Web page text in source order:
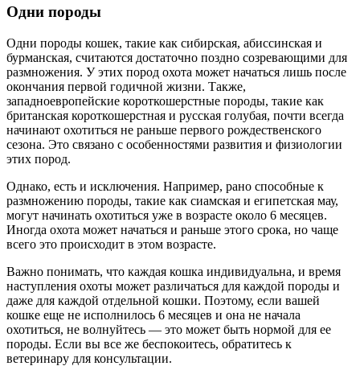
Одни породы
Одни породы кошек, такие как сибирская, абиссинская и
бурманская, считаются достаточно поздно созревающими для
размножения. У этих пород охота может начаться лишь после
окончания первой годичной жизни. Также,
западноевропейские короткошерстные породы, такие как
британская короткошерстная и русская голубая, почти всегда
начинают охотиться не раньше первого рождественского
сезона. Это связано с особенностями развития и физиологии
этих пород.
Однако, есть и исключения. Например, рано способные к
размножению породы, такие как сиамская и египетская мау,
могут начинать охотиться уже в возрасте около 6 месяцев.
Иногда охота может начаться и раньше этого срока, но чаще
всего это происходит в этом возрасте.
Важно понимать, что каждая кошка индивидуальна, и время
наступления охоты может различаться для каждой породы и
даже для каждой отдельной кошки. Поэтому, если вашей
кошке еще не исполнилось 6 месяцев и она не начала
охотиться, не волнуйтесь — это может быть нормой для ее
породы. Если вы все же беспокоитесь, обратитесь к
ветеринару для консультации.